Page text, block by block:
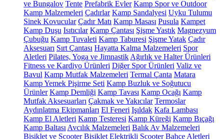
ve Bungalov Tente Prefabrik Evler Kamp Spor ve Outdoor
Kamp Malzemeleri Çadırlar Kamp Sandalyesi Uyku Tulumu
Sinek Kovucular Çadır Matı Kamp Masası Pusula Kampet
Kamp Duşu Isıtıcılar Kamp Çantası Şişme Yastık Magnezyum
Çubuğu Kamp Tuvaleti Kamp Taburesi Şişme Yatak Çadır
Aksesuarı Sırt Çantası Hayatta Kalma Malzemeleri Spor
Aletleri Pilates, Yoga ve Jimnastik Ağırlık ve Halter Ürünleri
Fitness ve Kardiyo Ürünleri Diğer Spor Ürünleri Valiz ve
Bavul Kamp Mutfak Malzemeleri Termal Çanta Matara
Kamp Yemek Pişirme Seti Kamp Buzluk ve Soğutucu
Ürünler Kamp Demliği Kamp Tavası Kamp Ocağı Kamp
Mutfak Aksesuarları Çakmak ve Yakıcılar Termoslar
Aydınlatma Ekipmanları El Feneri Işıldak Kafa Lambası
Kamp El Aletleri Kamp Testeresi Kamp Küreği Kamp Bıçağı
Kamp Baltası Avcılık Malzemeleri Balık Av Malzemeleri
Bisiklet ve Scooter Bisiklet Elektrikli Scooter Bahçe Aletleri